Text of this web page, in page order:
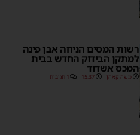
רשות המסים הניחה אבן פינה
למתקן הבידוק החדש בבית
המכס אשדוד
משה קאהן 15:37 1 תגובות